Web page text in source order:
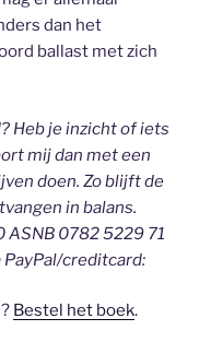
dan het
ballast met zich
Heb je inzicht of iets
mij dan met een
doen. Zo blijft de
in balans.
ASNB 0782 5229 71
PayPal/creditcard:
Bestel het boek.